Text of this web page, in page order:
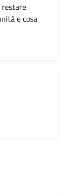
restare
e cosa